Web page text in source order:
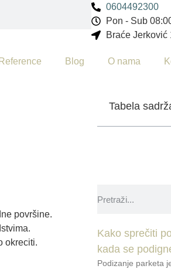
0604492300
Pon - Sub
Braće Jerković
Reference Blog O nama
površine.
okreciti.
Tabela
Kako sprečiti
kada se
Podizanje parketa